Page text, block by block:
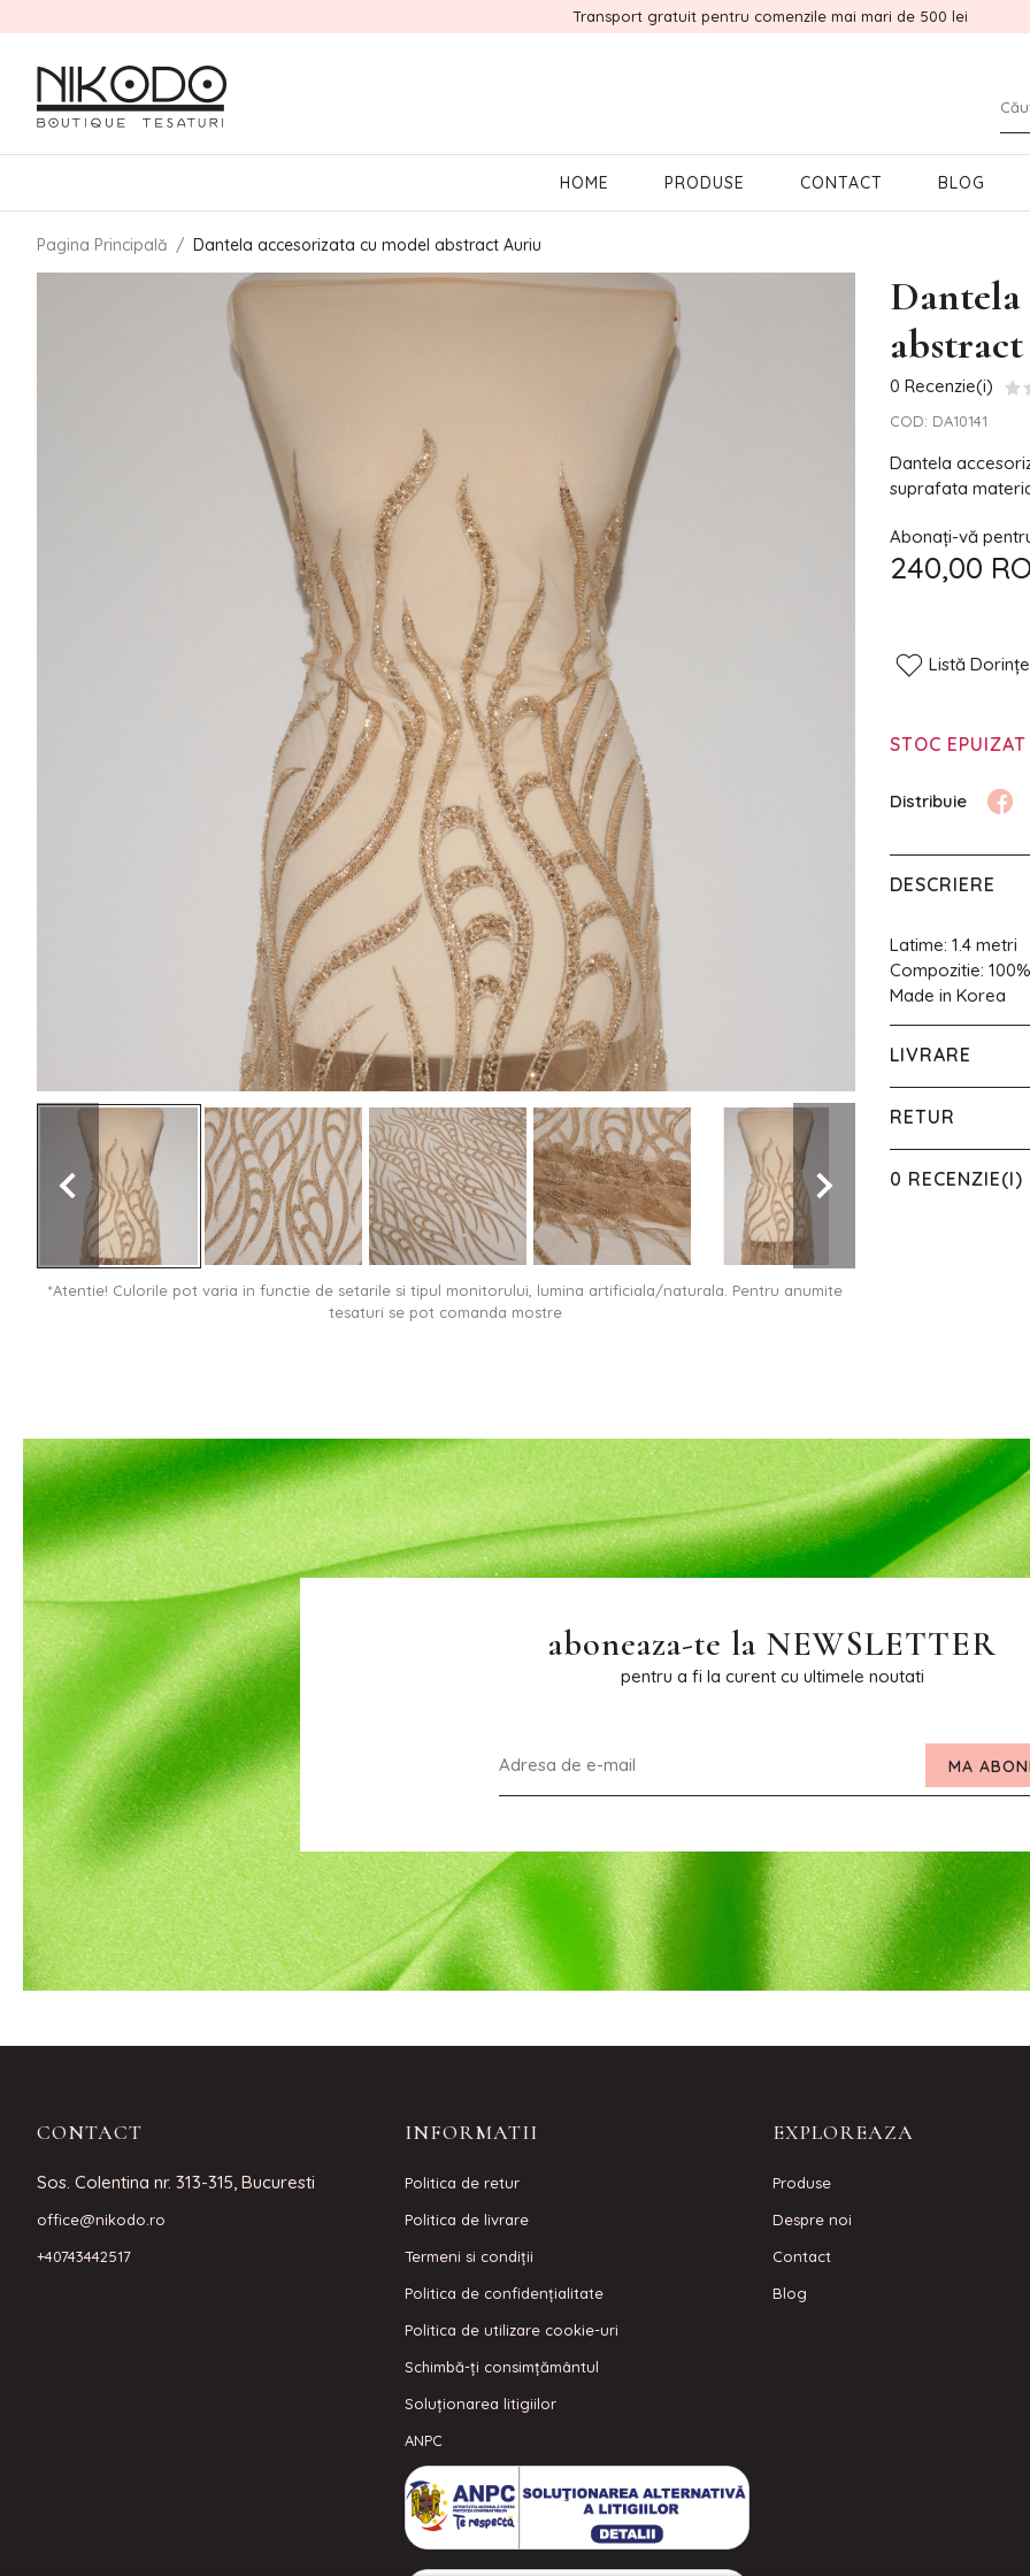
Transport gratuit pentru comenzile mai mari de 500 lei
HOME PRODUSE CONTACT BLOG
Pagina Principală / Dantela accesorizata cu model abstract Auriu
*Atentie! Culorile pot varia in functie de setarile si tipul monitorului, lumina artificiala/naturala. Pentru anumite
tesaturi se pot comanda mostre
Dantela
0 Recenzie(i)
COD: DA10141
Dantela
suprafata
Abonați-vă
240,00
Listă Dorințe
STOC EPUIZAT
DESCRIERE
Latime: 1.4 metri
Compozitie:
Made in Korea
LIVRARE
RETUR
0 RECENZIE(I)
aboneaza-te la NEWSLETTER
pentru a fi la curent cu ultimele noutati
MA
CONTACT
Sos. Colentina nr. 313-315, Bucuresti
office@nikodo.ro
+40743442517
INFORMATII
Politica de retur
Politica de livrare
Termeni si condiţii
Politica de confidenţialitate
Politica de utilizare cookie-uri
Schimbă-ți consimțământul
Soluționarea litigiilor
ANPC
EXPLOREAZA
Produse
Despre noi
Contact
Blog